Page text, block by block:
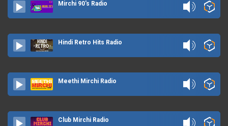
Mirchi 90's Radio
Hindi Retro Hits Radio
Meethi Mirchi Radio
Club Mirchi Radio